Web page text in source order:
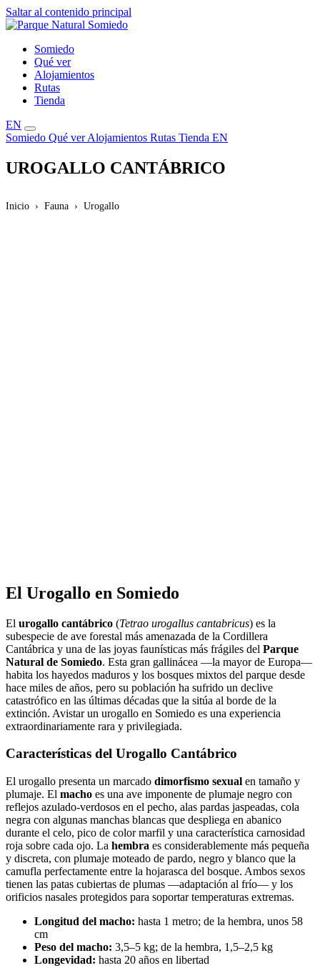
Saltar al contenido principal
Somiedo
Qué ver
Alojamientos
Rutas
Tienda
EN
Somiedo Qué verAlojamientos Rutas Tienda EN
UROGALLO CANTÁBRICO
Inicio Fauna Urogallo
El Urogallo en Somiedo
El urogallo cantábrico (Tetrao urogallus cantabricus) es la
subespecie de ave forestal más amenazada de la Cordillera
Cantábrica y una de las joyas faunísticas más frágiles del Parque
Natural de Somiedo. Esta gran gallinácea —la mayor de Europa—
habita los hayedos maduros y los bosques mixtos del parque desde
hace miles de años, pero su población ha sufrido un declive
catastrófico en las últimas décadas que la sitúa al borde de la
extinción. Avistar un urogallo en Somiedo es una experiencia
extraordinariamente rara y privilegiada.
Características del Urogallo Cantábrico
El urogallo presenta un marcado dimorfismo sexual en tamaño y
plumaje. El macho es una ave imponente de plumaje negro con
reflejos azulado-verdosos en el pecho, alas pardas jaspeadas, cola
negra con algunas manchas blancas que despliega en abanico
durante el celo, pico de color marfil y una característica carnosidad
roja sobre cada ojo. La hembra es considerablemente más pequeña
y discreta, con plumaje moteado de pardo, negro y blanco que la
camufla perfectamente entre la hojarasca del bosque. Ambos sexos
tienen las patas cubiertas de plumas —adaptación al frío— y los
orificios nasales protegidos para soportar temperaturas extremas.
Longitud del macho: hasta 1 metro; de la hembra, unos 58
cm
Peso del macho: 3,5–5 kg; de la hembra, 1,5–2,5 kg
Longevidad: hasta 20 años en libertad